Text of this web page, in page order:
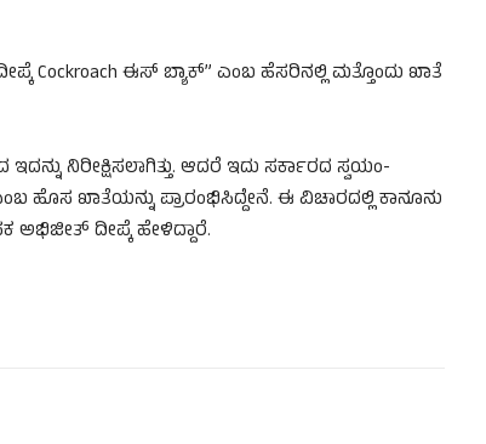
Cockroach ಈಸ್ ಬ್ಯಾಕ್” ಎಂಬ ಹೆಸರಿನಲ್ಲಿ ಮತ್ತೊಂದು ಖಾತೆ
ನಿರೀಕ್ಷಿಸಲಾಗಿತ್ತು. ಆದರೆ ಇದು ಸರ್ಕಾರದ ಸ್ವಯಂ-
ಹೊಸ ಖಾತೆಯನ್ನು ಪ್ರಾರಂಭಿಸಿದ್ದೇನೆ. ಈ ವಿಚಾರದಲ್ಲಿ ಕಾನೂನು
ಅಭಿಜೀತ್ ದೀಪ್ಕೆ ಹೇಳಿದ್ದಾರೆ.